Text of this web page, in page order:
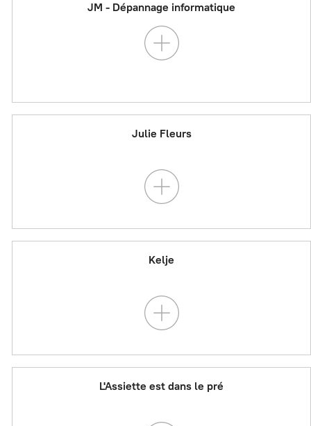
JM - Dépannage informatique
Julie Fleurs
Kelje
L'Assiette est dans le pré